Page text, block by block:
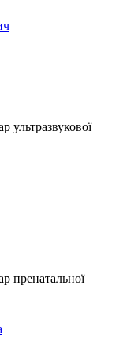
ультразвукової
пренатальної